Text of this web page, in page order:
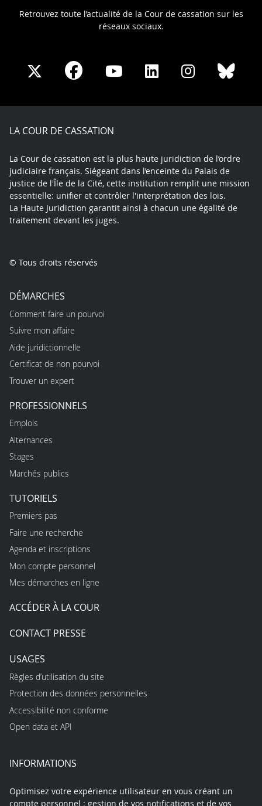
Retrouvez toute l’actualité de la Cour de cassation sur les
réseaux sociaux.
Share
X
Share
Facebook
Share
Youtube
Share
LinkedIn
Share
Instagram
LA COUR DE CASSATION
La Cour de cassation est la plus haute juridiction de l’ordre
judiciaire français. Siégeant dans l’enceinte du Palais de
justice de l'Île de la Cité, cette institution remplit une mission
essentielle: unifier et contrôler l'interprétation des lois.
La Haute Juridiction garantit ainsi à chacun une égalité de
traitement devant les juges.
© Tous droits réservés
DÉMARCHES
Comment faire un pourvoi
Suivre mon affaire
Aide juridictionnelle
Certificat de non pourvoi
Trouver un expert
PROFESSIONNELS
Emplois
Alternances
Stages
Marchés publics
TUTORIELS
Premiers pas
Faire une recherche
Agenda et inscriptions
Mon compte personnel
Mes démarches en ligne
ACCÉDER À LA COUR
CONTACT PRESSE
USAGES
Règles d’utilisation du site
Protection des données personnelles
Accessibilité non conforme
Open data et API
INFORMATIONS
Optimisez votre expérience utilisateur en vous créant un
compte personnel : gestion de vos notifications et de vos